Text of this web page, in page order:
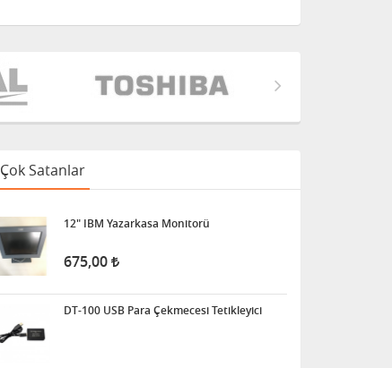
Çok Satanlar
12" IBM Yazarkasa Monitorü
675,00
DT-100 USB Para Çekmecesi Tetikleyici